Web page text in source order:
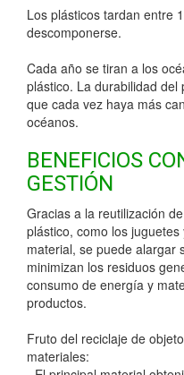
Los plásticos tardan entre
descomponerse.
Cada año se tiran a los
plástico. La durabilidad
que cada vez haya más
océanos.
BENEFICIOS
GESTIÓN
Gracias a la reutilización
plástico, como los
material, se puede alargar
minimizan los residuos
consumo de energía y
productos.
Fruto del reciclaje de
materiales: